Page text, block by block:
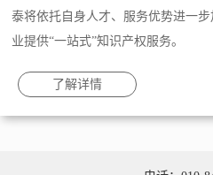
泰将依托自身人才、服务优势进一
业提供“一站式”知识产权服务。
了解详情